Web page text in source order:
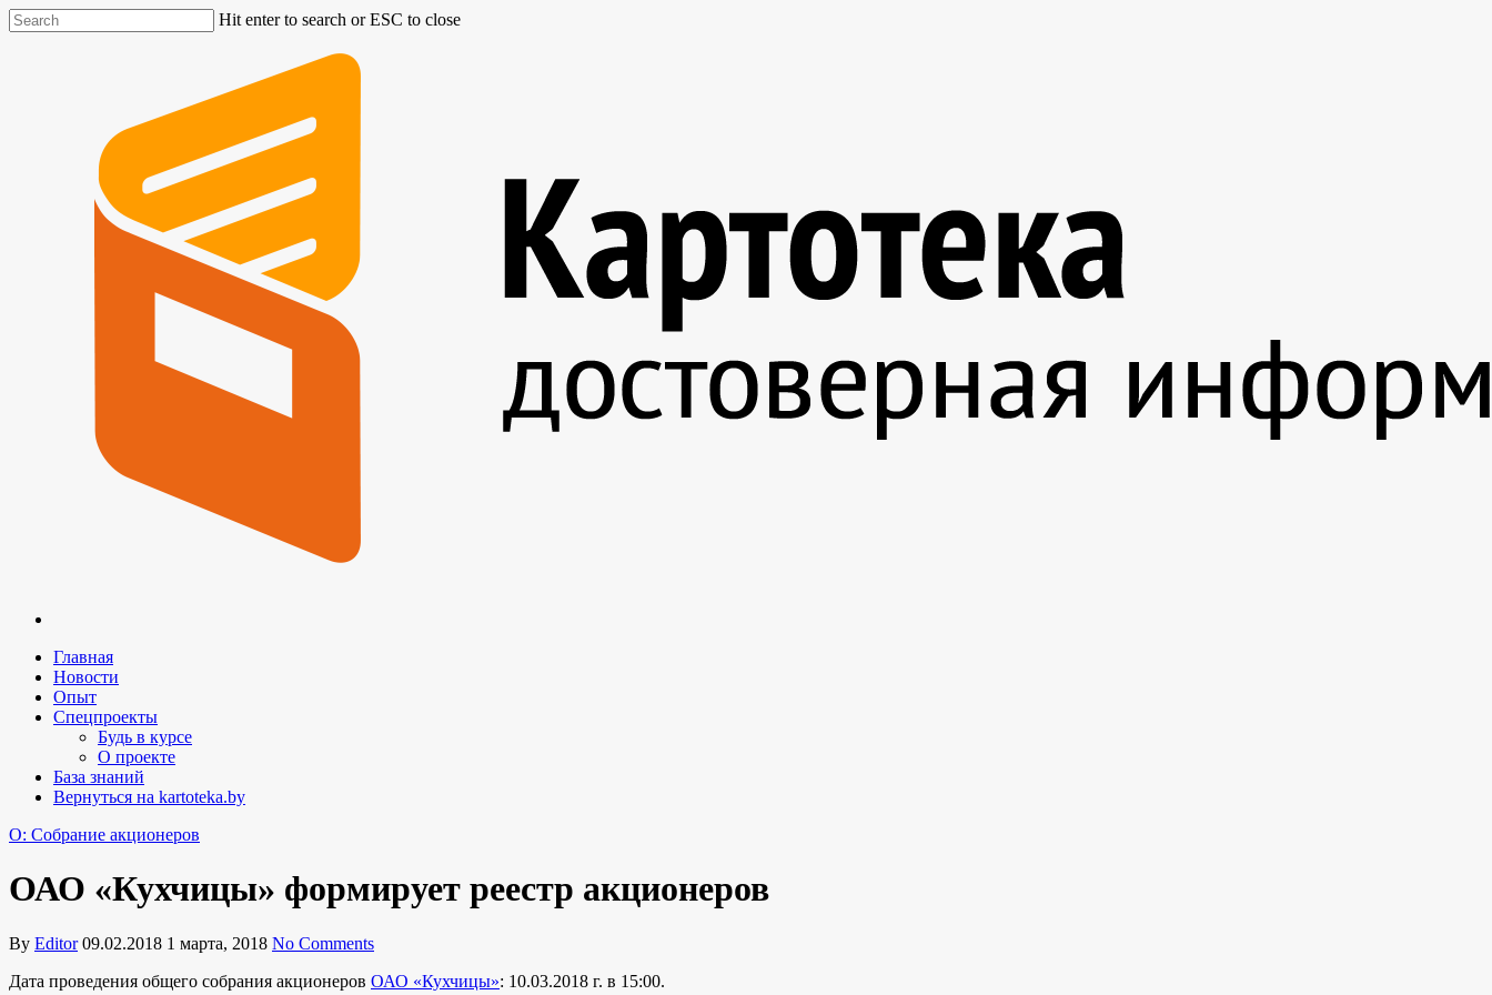
Hit enter to search or ESC to close
Главная
Новости
Опыт
Спецпроекты
Будь в курсе
О проекте
База знаний
Вернуться на kartoteka.by
O: Собрание акционеров
ОАО «Кухчицы» формирует реестр акционеров
By Editor 09.02.2018 1 марта, 2018 No Comments
Дата проведения общего собрания акционеров ОАО «Кухчицы»: 10.03.2018 г. в 15:00.